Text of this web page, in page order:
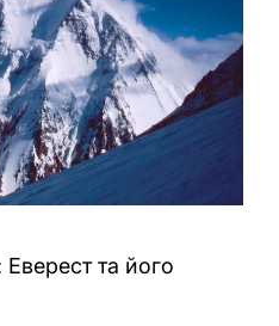
та його